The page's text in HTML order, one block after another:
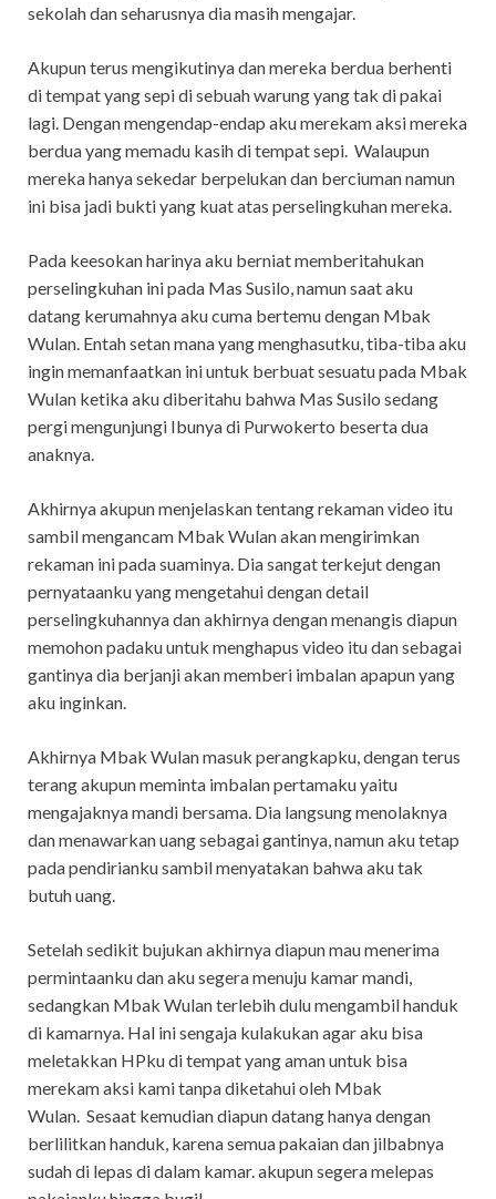
sekolah dan seharusnya dia masih mengajar.
Akupun terus mengikutinya dan mereka berdua berhenti
di tempat yang sepi di sebuah warung yang tak di pakai
lagi. Dengan mengendap-endap aku merekam aksi mereka
berdua yang memadu kasih di tempat sepi. Walaupun
mereka hanya sekedar berpelukan dan berciuman namun
ini bisa jadi bukti yang kuat atas perselingkuhan mereka.
Pada keesokan harinya aku berniat memberitahukan
perselingkuhan ini pada Mas Susilo, namun saat aku
datang kerumahnya aku cuma bertemu dengan Mbak
Wulan. Entah setan mana yang menghasutku, tiba-tiba aku
ingin memanfaatkan ini untuk berbuat sesuatu pada Mbak
Wulan ketika aku diberitahu bahwa Mas Susilo sedang
pergi mengunjungi Ibunya di Purwokerto beserta dua
anaknya.
Akhirnya akupun menjelaskan tentang rekaman video itu
sambil mengancam Mbak Wulan akan mengirimkan
rekaman ini pada suaminya. Dia sangat terkejut dengan
pernyataanku yang mengetahui dengan detail
perselingkuhannya dan akhirnya dengan menangis diapun
memohon padaku untuk menghapus video itu dan sebagai
gantinya dia berjanji akan memberi imbalan apapun yang
aku inginkan.
Akhirnya Mbak Wulan masuk perangkapku, dengan terus
terang akupun meminta imbalan pertamaku yaitu
mengajaknya mandi bersama. Dia langsung menolaknya
dan menawarkan uang sebagai gantinya, namun aku tetap
pada pendirianku sambil menyatakan bahwa aku tak
butuh uang.
Setelah sedikit bujukan akhirnya diapun mau menerima
permintaanku dan aku segera menuju kamar mandi,
sedangkan Mbak Wulan terlebih dulu mengambil handuk
di kamarnya. Hal ini sengaja kulakukan agar aku bisa
meletakkan HPku di tempat yang aman untuk bisa
merekam aksi kami tanpa diketahui oleh Mbak
Wulan. Sesaat kemudian diapun datang hanya dengan
berlilitkan handuk, karena semua pakaian dan jilbabnya
sudah di lepas di dalam kamar. akupun segera melepas